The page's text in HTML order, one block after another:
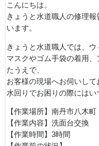
こんにちは。
きょうと水道職人の修理
います。
きょうと水道職人では、
マスクやゴム手袋の着用
たうえで、
お客様の現場へお伺いして
水回りでお困りの際にはい
【作業場所】南丹市八木町
【作業内容】洗面台交換
【作業時間】3時間